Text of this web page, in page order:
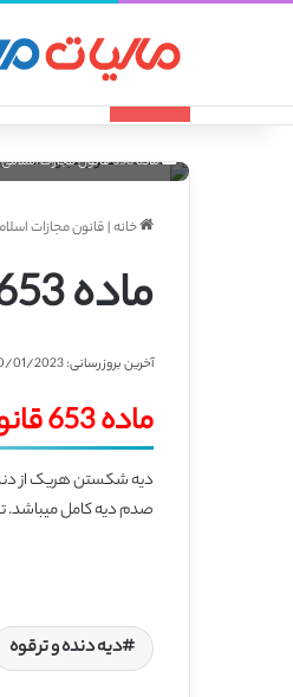
ماده 653 قانون مجازات اسلامی
خانه|قانون مجازات
ماده 653 قانون مجازات اسلامی
آخرین بروزرسانی: 20/01/2023
ماده 653 قانون مجازات اسلامی
دیه شکستن هریک از
صدم دیه کامل
دیه دنده و ترقوه